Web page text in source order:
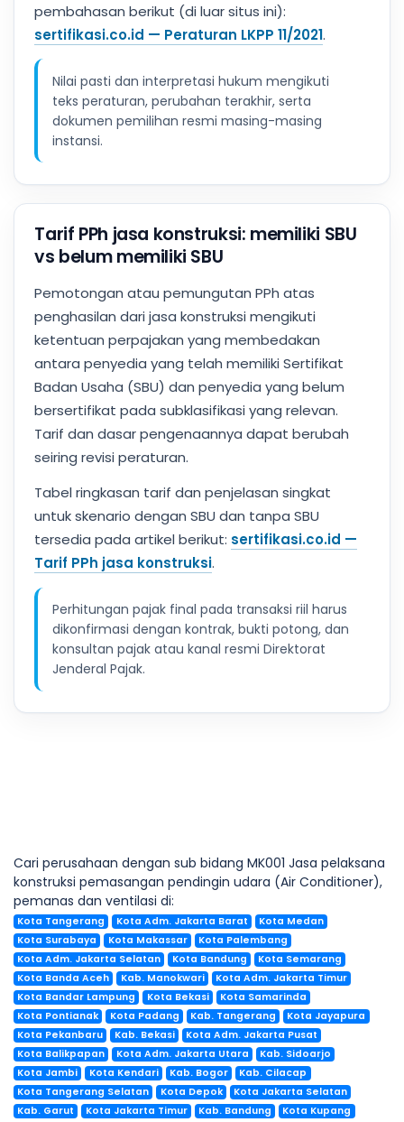
pembahasan berikut (di luar situs ini):
sertifikasi.co.id — Peraturan LKPP 11/2021.
Nilai pasti dan interpretasi hukum mengikuti
teks peraturan, perubahan terakhir, serta
dokumen pemilihan resmi masing-masing
instansi.
Tarif PPh jasa konstruksi: memiliki SBU
vs belum memiliki SBU
Pemotongan atau pemungutan PPh atas
penghasilan dari jasa konstruksi mengikuti
ketentuan perpajakan yang membedakan
antara penyedia yang telah memiliki Sertifikat
Badan Usaha (SBU) dan penyedia yang belum
bersertifikat pada subklasifikasi yang relevan.
Tarif dan dasar pengenaannya dapat berubah
seiring revisi peraturan.
Tabel ringkasan tarif dan penjelasan singkat
untuk skenario dengan SBU dan tanpa SBU
tersedia pada artikel berikut: sertifikasi.co.id —
Tarif PPh jasa konstruksi.
Perhitungan pajak final pada transaksi riil harus
dikonfirmasi dengan kontrak, bukti potong, dan
konsultan pajak atau kanal resmi Direktorat
Jenderal Pajak.
Cari perusahaan dengan sub bidang MK001 Jasa pelaksana
konstruksi pemasangan pendingin udara (Air Conditioner),
pemanas dan ventilasi di:
Kota Tangerang Kota Adm. Jakarta Barat
Kota Medan
Kota Surabaya
Kota Makassar
Kota Palembang
Kota Adm. Jakarta Selatan
Kota Bandung
Kota Semarang
Kota Banda Aceh
Kab. Manokwari
Kota Adm. Jakarta Timur
Kota Bandar Lampung
Kota Bekasi
Kota Samarinda
Kota Pontianak
Kota Padang Kab. Tangerang
Kota Jayapura
Kota Pekanbaru
Kab. Bekasi
Kota Adm. Jakarta Pusat
Kota Balikpapan
Kota Adm. Jakarta Utara
Kab. Sidoarjo
Kota Jambi
Kota Kendari Kab. Bogor
Kab. Cilacap
Kota Tangerang Selatan
Kota Depok
Kota Jakarta Selatan
Kab. Garut
Kota Jakarta Timur Kab. Bandung
Kota Kupang